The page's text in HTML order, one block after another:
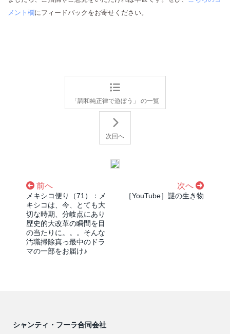
メント欄にフィードバックをお寄せください。
「調和純正律で遊ぼう」 の一覧
次回へ
前へ
メキシコ便り（71）：メ
キシコは、今、とても大
切な時期、分岐点にあり
歴史的大改革の瞬間を目
の当たりに。。。そんな
汚職掃除真っ最中のドラ
マの一部をお届け♪
次へ
［YouTube］謎の生き物
シャンティ・フーラ合同会社